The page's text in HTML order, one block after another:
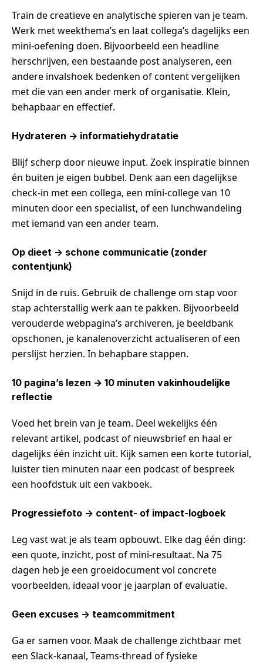
Train de creatieve en analytische spieren van je team.
Werk met weekthema’s en laat collega’s dagelijks een
mini-oefening doen. Bijvoorbeeld een headline
herschrijven, een bestaande post analyseren, een
andere invalshoek bedenken of content vergelijken
met die van een ander merk of organisatie. Klein,
behapbaar en effectief.
Hydrateren -> informatiehydratatie
Blijf scherp door nieuwe input. Zoek inspiratie binnen
én buiten je eigen bubbel. Denk aan een dagelijkse
check-in met een collega, een mini-college van 10
minuten door een specialist, of een lunchwandeling
met iemand van een ander team.
Op dieet -> schone communicatie (zonder
contentjunk)
Snijd in de ruis. Gebruik de challenge om stap voor
stap achterstallig werk aan te pakken. Bijvoorbeeld
verouderde webpagina’s archiveren, je beeldbank
opschonen, je kanalenoverzicht actualiseren of een
perslijst herzien. In behapbare stappen.
10 pagina’s lezen -> 10 minuten vakinhoudelijke
reflectie
Voed het brein van je team. Deel wekelijks één
relevant artikel, podcast of nieuwsbrief en haal er
dagelijks één inzicht uit. Kijk samen een korte tutorial,
luister tien minuten naar een podcast of bespreek
een hoofdstuk uit een vakboek.
Progressiefoto -> content- of impact-logboek
Leg vast wat je als team opbouwt. Elke dag één ding:
een quote, inzicht, post of mini-resultaat. Na 75
dagen heb je een groeidocument vol concrete
voorbeelden, ideaal voor je jaarplan of evaluatie.
Geen excuses -> teamcommitment
Ga er samen voor. Maak de challenge zichtbaar met
een Slack-kanaal, Teams-thread of fysieke